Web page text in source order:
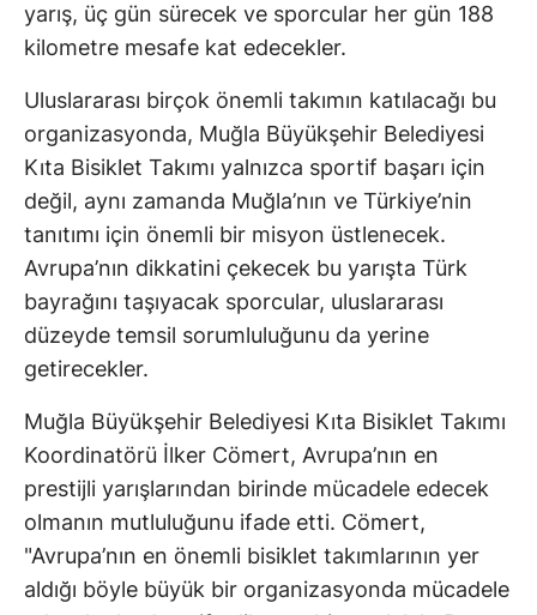
yarış, üç gün sürecek ve sporcular her gün 188
kilometre mesafe kat edecekler.
Uluslararası birçok önemli takımın katılacağı bu
organizasyonda, Muğla Büyükşehir Belediyesi
Kıta Bisiklet Takımı yalnızca sportif başarı için
değil, aynı zamanda Muğla’nın ve Türkiye’nin
tanıtımı için önemli bir misyon üstlenecek.
Avrupa’nın dikkatini çekecek bu yarışta Türk
bayrağını taşıyacak sporcular, uluslararası
düzeyde temsil sorumluluğunu da yerine
getirecekler.
Muğla Büyükşehir Belediyesi Kıta Bisiklet Takımı
Koordinatörü İlker Cömert, Avrupa’nın en
prestijli yarışlarından birinde mücadele edecek
olmanın mutluluğunu ifade etti. Cömert,
"Avrupa’nın en önemli bisiklet takımlarının yer
aldığı böyle büyük bir organizasyonda mücadele